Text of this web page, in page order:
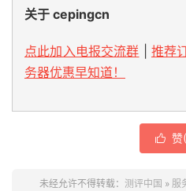
关于 cepingcn
点此加入电报交流群
推荐
务器优惠早知道！
 赞(
未经允许不得转载： 测评中国 » 服